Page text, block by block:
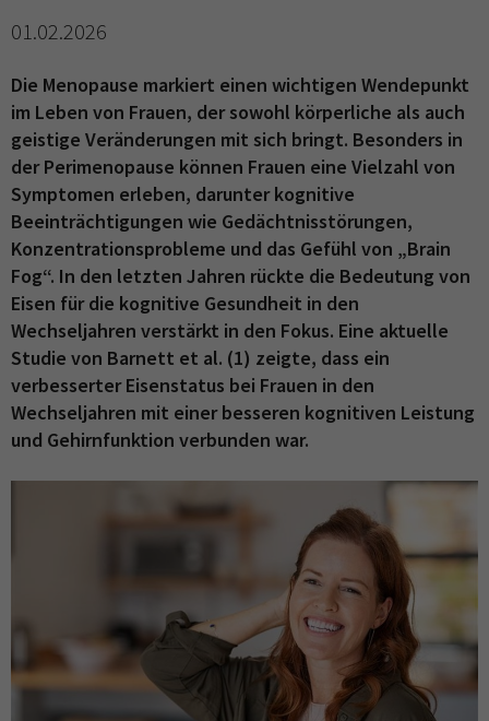
01.02.2026
Die Menopause markiert einen wichtigen Wendepunkt
im Leben von Frauen, der sowohl körperliche als auch
geistige Veränderungen mit sich bringt. Besonders in
der Perimenopause können Frauen eine Vielzahl von
Symptomen erleben, darunter kognitive
Beeinträchtigungen wie Gedächtnisstörungen,
Konzentrationsprobleme und das Gefühl von „Brain
Fog“. In den letzten Jahren rückte die Bedeutung von
Eisen für die kognitive Gesundheit in den
Wechseljahren verstärkt in den Fokus. Eine aktuelle
Studie von Barnett et al. (1) zeigte, dass ein
verbesserter Eisenstatus bei Frauen in den
Wechseljahren mit einer besseren kognitiven Leistung
und Gehirnfunktion verbunden war.